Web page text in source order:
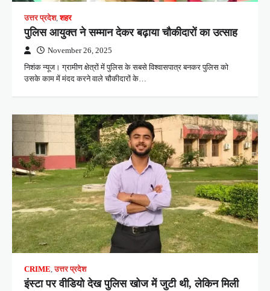
उत्तर प्रदेश,शहर
पुलिस आयुक्त ने सम्मान देकर बढ़ाया चौकीदारों का उत्साह
November 26, 2025
निशंक न्यूज। ग्रामीण क्षेत्रों में पुलिस के सबसे विश्वासपात्र बनकर पुलिस को
उसके काम में मंदद करने वाले चौकीदारों के…
CRIME,उत्तर प्रदेश
इंस्टा पर वीडियो देख पुलिस खोज में जुटी थी, लेकिन मिली